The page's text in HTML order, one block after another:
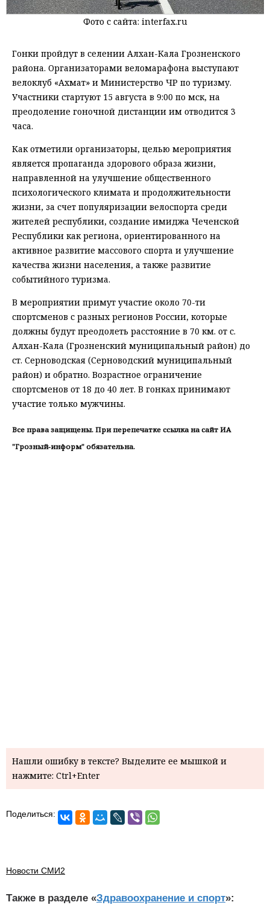
Фото с сайта: interfax.ru
Гонки пройдут в селении Алхан-Кала Грозненского
района. Организаторами веломарафона выступают
велоклуб «Ахмат» и Министерство ЧР по туризму.
Участники стартуют 15 августа в 9:00 по мск, на
преодоление гоночной дистанции им отводится 3
часа.
Как отметили организаторы, целью мероприятия
является пропаганда здорового образа жизни,
направленной на улучшение общественного
психологического климата и продолжительности
жизни, за счет популяризации велоспорта среди
жителей республики, создание имиджа Чеченской
Республики как региона, ориентированного на
активное развитие массового спорта и улучшение
качества жизни населения, а также развитие
событийного туризма.
В мероприятии примут участие около 70-ти
спортсменов с разных регионов России, которые
должны будут преодолеть расстояние в 70 км. от с.
Алхан-Кала (Грозненский муниципальный район) до
ст. Серноводская (Серноводский муниципальный
район) и обратно. Возрастное ограничение
спортсменов от 18 до 40 лет. В гонках принимают
участие только мужчины.
Все права защищены. При перепечатке ссылка на сайт ИА
"Грозный-информ" обязательна.
Нашли ошибку в тексте? Выделите ее мышкой и
нажмите: Ctrl+Enter
Поделиться:
Новости СМИ2
Также в разделе «Здравоохранение и спорт»: